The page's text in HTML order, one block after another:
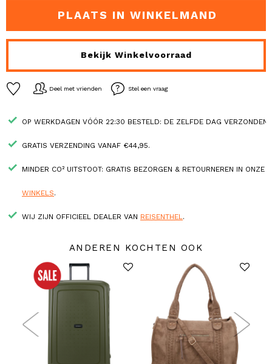
PLAATS IN WINKELMAND
Bekijk Winkelvoorraad
Deel met vrienden Stel een vraag
OP WERKDAGEN VÓÓR 22:30 BESTELD: DE ZELFDE DAG VERZONDEN.
GRATIS VERZENDING VANAF €44,95.
MINDER CO² UITSTOOT: GRATIS BEZORGEN & RETOURNEREN IN ONZE
WINKELS.
WIJ ZIJN OFFICIEEL DEALER VAN REISENTHEL.
ANDEREN KOCHTEN OOK